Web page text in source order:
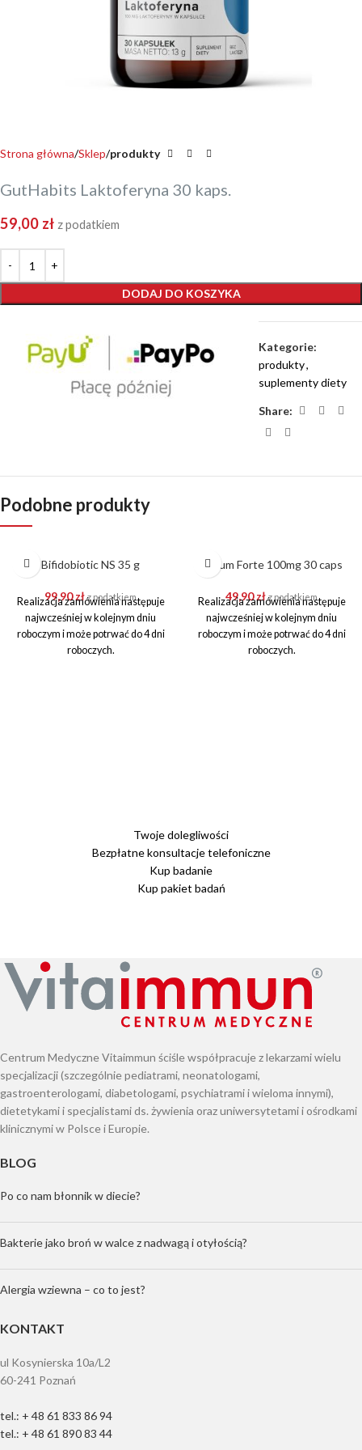
Strona główna Sklep produkty
GutHabits Laktoferyna 30 kaps.
59,00 zł z podatkiem
DODAJ DO KOSZYKA
Kategorie:
produkty,
suplementy diety
Share:
Podobne produkty
Bifidobiotic NS 35 g
99,90zł z podatkiem
Realizacja zamówienia następuje
najwcześniej w kolejnym dniu
roboczym i może potrwać do 4 dni
roboczych.
Narum Forte 100mg 30 caps
49,90zł z podatkiem
Realizacja zamówienia następuje
najwcześniej w kolejnym dniu
roboczym i może potrwać do 4 dni
roboczych.
Twoje dolegliwości
Bezpłatne konsultacje telefoniczne
Kup badanie
Kup pakiet badań
Centrum Medyczne Vitaimmun ściśle współpracuje z lekarzami wielu
specjalizacji (szczególnie pediatrami, neonatologami,
gastroenterologami, diabetologami, psychiatrami i wieloma innymi),
dietetykami i specjalistami ds. żywienia oraz uniwersytetami i ośrodkami
klinicznymi w Polsce i Europie.
BLOG
Po co nam błonnik w diecie?
Bakterie jako broń w walce z nadwagą i otyłością?
Alergia wziewna – co to jest?
KONTAKT
ul Kosynierska 10a/L2
60-241 Poznań
tel.: + 48 61 833 86 94
tel.: + 48 61 890 83 44